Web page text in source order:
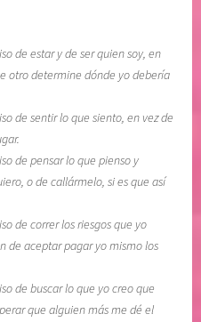
de estar y de ser quien soy, en
otro determine dónde yo debería
de sentir lo que siento, en vez de
de pensar lo que pienso y
o de callármelo, si es que así
de correr los riesgos que yo
de aceptar pagar yo mismo los
de buscar lo que yo creo que
que alguien más me dé el